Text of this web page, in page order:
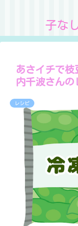
子な
あさイチで
内千波さんの
レシピ